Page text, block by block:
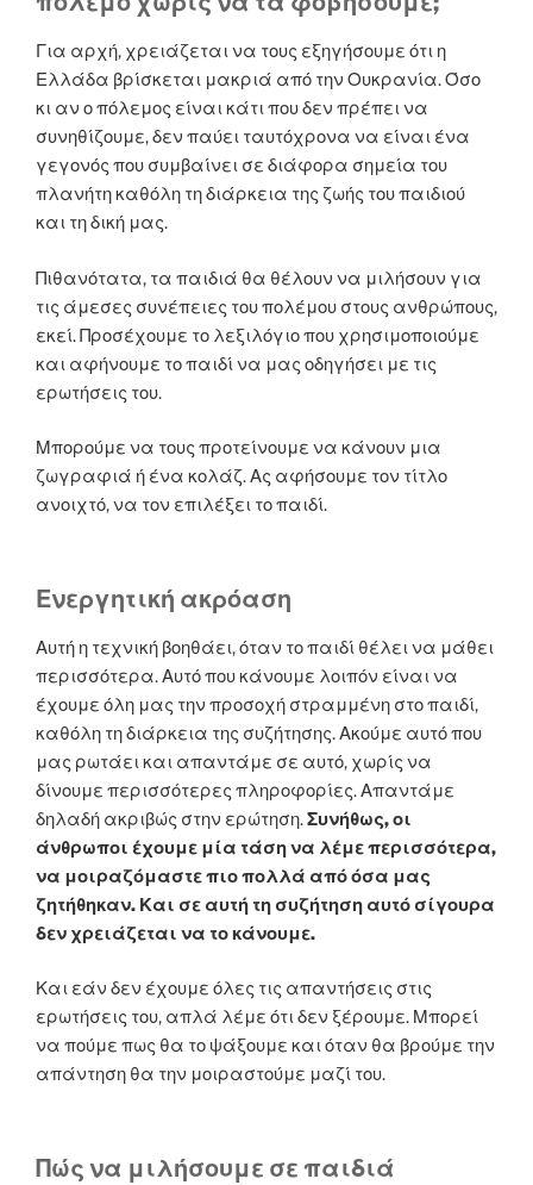
Για αρχή, χρειάζεται να τους εξηγήσουμε ότι η
Ελλάδα βρίσκεται μακριά από την Ουκρανία. Όσο
κι αν ο πόλεμος είναι κάτι που δεν πρέπει να
συνηθίζουμε, δεν παύει ταυτόχρονα να είναι ένα
γεγονός που συμβαίνει σε διάφορα σημεία του
πλανήτη καθόλη τη διάρκεια της ζωής του παιδιού
και τη δική μας.
Πιθανότατα, τα παιδιά θα θέλουν να μιλήσουν για
τις άμεσες συνέπειες του πολέμου στους ανθρώπους,
εκεί. Προσέχουμε το λεξιλόγιο που χρησιμοποιούμε
και αφήνουμε το παιδί να μας οδηγήσει με τις
ερωτήσεις του.
Μπορούμε να τους προτείνουμε να κάνουν μια
ζωγραφιά ή ένα κολάζ. Ας αφήσουμε τον τίτλο
ανοιχτό, να τον επιλέξει το παιδί.
Ενεργητική ακρόαση
Αυτή η τεχνική βοηθάει, όταν το παιδί θέλει να μάθει
περισσότερα. Αυτό που κάνουμε λοιπόν είναι να
έχουμε όλη μας την προσοχή στραμμένη στο παιδί,
καθόλη τη διάρκεια της συζήτησης. Ακούμε αυτό που
μας ρωτάει και απαντάμε σε αυτό, χωρίς να
δίνουμε περισσότερες πληροφορίες. Απαντάμε
δηλαδή ακριβώς στην ερώτηση.Συνήθως, οι
άνθρωποι έχουμε μία τάση να λέμε περισσότερα,
να μοιραζόμαστε πιο πολλά από όσα μας
ζητήθηκαν. Και σε αυτή τη συζήτηση αυτό σίγουρα
δεν χρειάζεται να το κάνουμε.
Και εάν δεν έχουμε όλες τις απαντήσεις στις
ερωτήσεις του, απλά λέμε ότι δεν ξέρουμε. Μπορεί
να πούμε πως θα το ψάξουμε και όταν θα βρούμε την
απάντηση θα την μοιραστούμε μαζί του.
Πώς να μιλήσουμε σε παιδιά